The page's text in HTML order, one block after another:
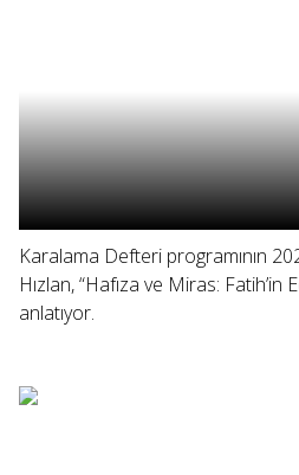
Karalama Defteri programının
Hızlan, “Hafıza ve Miras: Fatih’in
anlatıyor.